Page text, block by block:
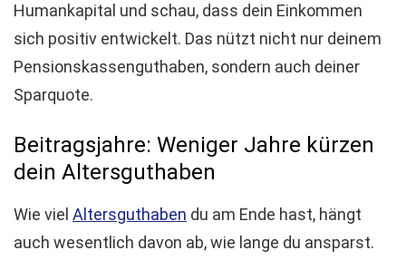
Humankapital und schau, dass dein Einkommen
sich positiv entwickelt. Das nützt nicht nur deinem
Pensionskassenguthaben, sondern auch deiner
Sparquote.
Beitragsjahre: Weniger Jahre kürzen
dein Altersguthaben
Wie viel Altersguthaben du am Ende hast, hängt
auch wesentlich davon ab, wie lange du ansparst.